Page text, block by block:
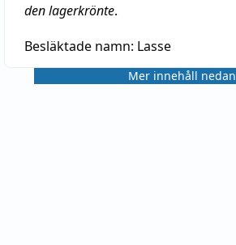
den lagerkrönte.
Besläktade namn: Lasse
Mer innehåll nedan